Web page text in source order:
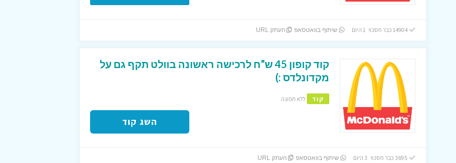
14904 כבר חסכו! 1 היום שיתוף בוואטסאפ העתק URL
קוד קופון 45 ש”ח לרכישה ראשונה בוולט תקף גם על
מקדונלדס :)
קוד ללא תפוגה
השג קוד
שיתוף בוואטסאפ העתק URL